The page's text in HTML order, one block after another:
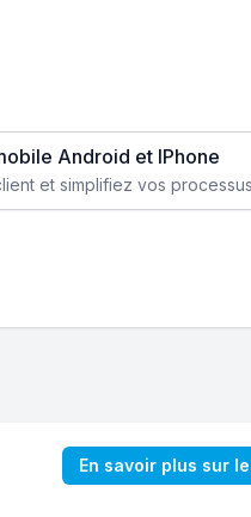
Android et IPhone
En savoir plus sur